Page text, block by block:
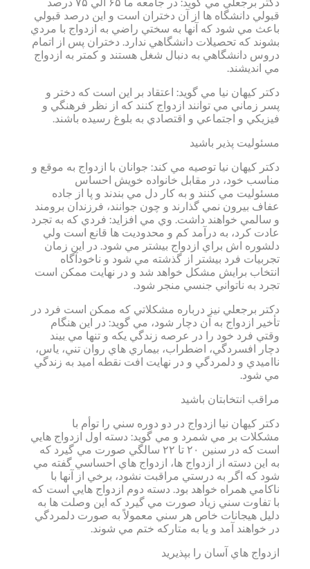
قبولي دانشگاه ها از آن دختران است و اين درصد قبولي
باعث مي شود كه آنها به سختي راضي به ازدواج با مردي
بشوند كه تحصيلات دانشگاهي ندارد. دختران پس از اتمام
دروس دانشگاهي به دنبال شغل هستند و كمتر به ازدواج
مي انديشند.
دكتر كيهان نيا مي گويد: اعتقاد بر اين است كه دختر و
پسر زماني مي توانند ازدواج كنند كه از نظر فرهنگي و
فيزيكي و اجتماعي و اقتصادي به بلوغ رسيده باشند.
مسئوليت پذير باشيد
دكتر كيهان نيا توصيه مي كند: جوانان با ازدواج به موقع و
مناسب خود، در مقابل خانواده خويش احساس
مسئوليت مي كنند و به كار دل مي بندند و پا از جاده
عفاف بيرون نمي گذارند و چون جوانند، فرزندان برومند
و سالمي خواهند داشت. وي مي افزايد: فردي كه به تجرد
عادت كرد، به درآمد كم و محدوديت ها قانع است ولي
دلشوره اش براي ازدواج بيشتر مي شود. در اين زمان
تجربيات فرد بيشتر از گذشته مي شود و ناخودآگاه
انتخاب برايش مشكل خواهد شد و در نهايت ممكن است
تجرد به ناتواني جنسي منجر شود.
دكتر برجعلي نيز درباره مشكلاتي كه ممكن است فرد در
تأخير ازدواج به آن دچار شود، مي گويد: در اين هنگام
وقتي فرد خود را در عرصه زندگي يكه و تنها مي بيند
دچار افسردگي، اضطراب، بيماري هاي روان تني، ياس،
نااميدي و دلمردگي و در نهايت افت نقطه اميد به زندگي
مي شود.
مراقب انتخابتان باشيد
دكتر كيهان نيا ازدواج در دو دوره سني را توأم با
مشكلات بر مي شمرد و مي گويد: دسته اول ازدواج هايي
است كه در سنين ۲۰ تا ۲۲ سالگي صورت مي گيرد كه
به اين دسته از ازدواج ها، ازدواج هاي احساسي گفته مي
شود كه اگر به درستي مراقبت نشود، برخي از آنها با
ناكامي همراه خواهد بود. دسته دوم ازدواج هايي است كه
با تفاوت سني زياد صورت مي گيرد كه اين وصلت ها به
دليل هيجانات خاص هر سني معمولاً به صورت دلمردگي
در خواهند آمد و يا به متاركه ختم مي شوند.
ازدواج هاي آسان را بپذيريد